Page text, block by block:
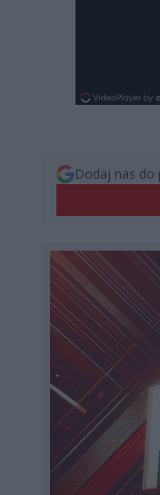
Dodaj nas do